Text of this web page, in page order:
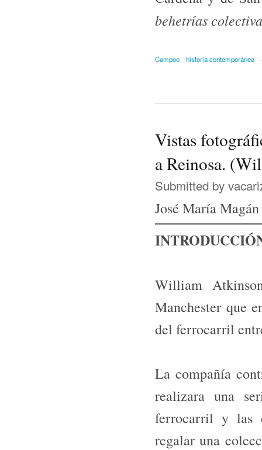
behetrías
Campoo historia contemporánea
Vistas
a Reinosa.
Submitted by
José María
William
Manchester que
del fe­rrocarril
La compañía
realizara una
ferrocarril y las
regalar una